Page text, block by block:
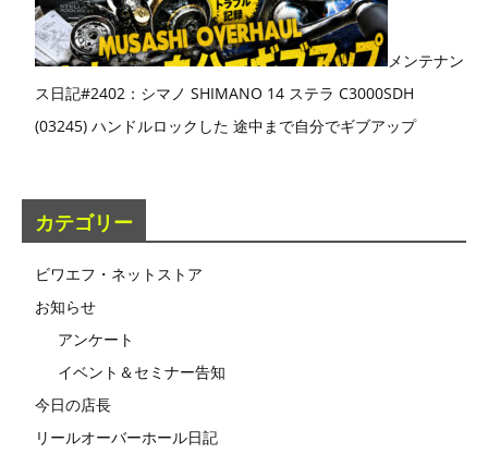
メンテナン
ス日記#2402：シマノ SHIMANO 14 ステラ C3000SDH
(03245) ハンドルロックした 途中まで自分でギブアップ
カテゴリー
ビワエフ・ネットストア
お知らせ
アンケート
イベント＆セミナー告知
今日の店長
リールオーバーホール日記